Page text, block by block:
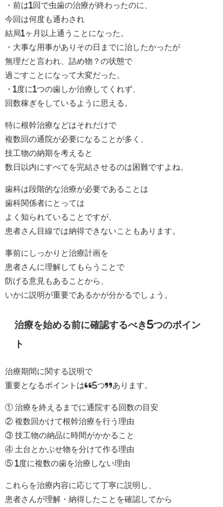
・前は1回で虫歯の治療が終わったのに、
今回は何度も通わされ
結局1ヶ月以上通うことになった。
・大事な用事がありその日までに治したかったが
無理だと言われ、詰め物？の状態で
過ごすことになって大変だった。
・1度に1つの歯しか治療してくれず、
回数稼ぎをしているように思える。
特に根幹治療などはそれだけで
複数回の通院が必要になることが多く、
技工物の納期を考えると
数日以内にすべてを完結させるのは困難ですよね。
歯科は段階的な治療が必要であることは
歯科関係者にとっては
よく知られていることですが、
患者さん目線では納得できないこともあります。
事前にしっかりと治療計画を
患者さんに理解してもらうことで
防げる意見もあることから、
いかに説明が重要であるかが分かるでしょう。
治療を始める前に確認するべき5つのポイン
ト
治療期間に関する説明で
重要となるポイントは“5つ”あります。
① 治療を終えるまでに通院する回数の目安
② 複数回かけて根幹治療を行う理由
③ 技工物の納品に時間がかかること
④ 土台とかぶせ物を分けて作る理由
⑤ 1度に複数の歯を治療しない理由
これらを治療内容に応じて丁寧に説明し、
患者さんが理解・納得したことを確認してから